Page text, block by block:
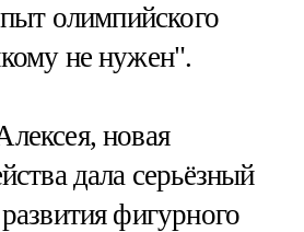
олимпийского
не нужен".
новая
дала серьёзный
фигурного